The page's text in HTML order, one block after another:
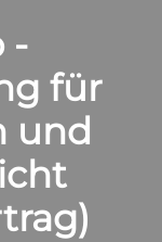
-
für
und